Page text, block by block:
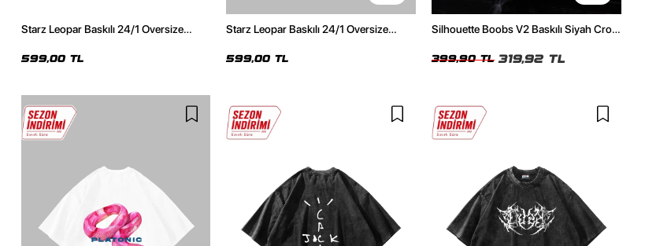
Starz Leopar Baskılı 24/1 Oversize
599,00 TL
Starz Leopar Baskılı 24/1 Oversize
599,00 TL
Silhouette Boobs V2 Baskılı Siyah Crop
399,90 TL 319,92 TL